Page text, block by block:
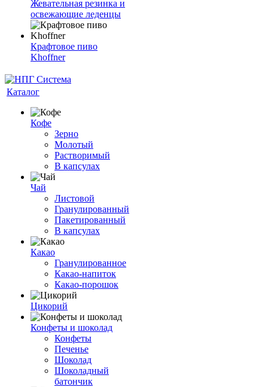
Жевательная резинка и
освежающие леденцы
Крафтовое пиво
Khoffner
Каталог
Кофе
Зерно
Молотый
Растворимый
В капсулах
Чай
Листовой
Гранулированный
Пакетированный
В капсулах
Какао
Гранулированное
Какао-напиток
Какао-порошок
Цикорий
Конфеты и шоколад
Конфеты
Печенье
Шоколад
Шоколадный
батончик